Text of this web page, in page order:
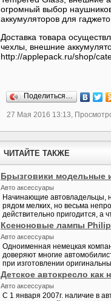
огромный выбор
аккумуляторов для
Доставка товара
чехлы, внешние
http://applepack.ru/shop/
Поделиться…
27 Мая 2016 13:13,
ЧИТАЙТЕ ТАКЖЕ
Брызговики модельные
Авто аксессуары
Начинающие автовладельцы,
рядом мелких, но весьма
действительно пригодится, а
Ксеноновые лампы
Авто аксессуары
Одноименная немецкая
доверяют многие
при изготовлении
Детское автокресло как
Авто аксессуары
С 1 января 2007г. наличие в